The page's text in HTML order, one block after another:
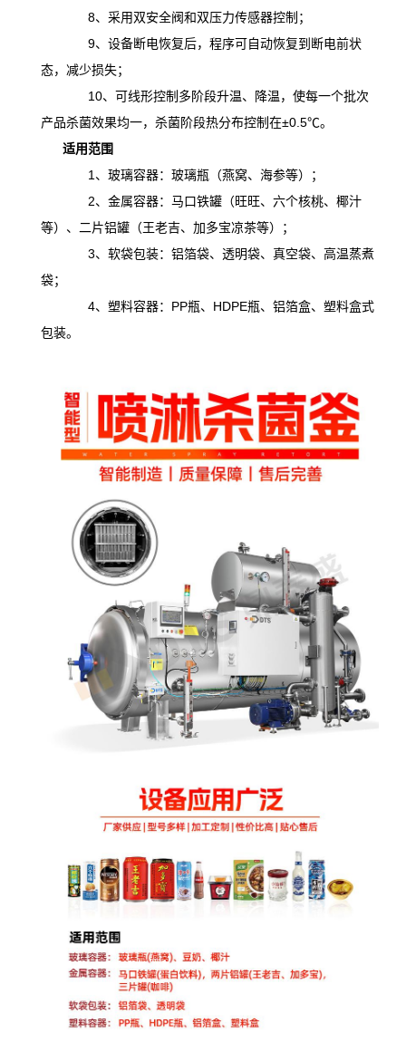
8、采用双安全阀和双压力传感器控制；
9、设备断电恢复后，程序可自动恢复到断电前状
态，减少损失；
10、可线形控制多阶段升温、降温， 使每一个批次
产品杀菌效果均一，杀菌阶段热分布控制在±0.5℃。
适用范围
1、玻璃容器：玻璃瓶（燕窝、海参等）；
2、金属容器：马口铁罐（旺旺、六个核桃、椰汁
等）、二片铝罐（王老吉、加多宝凉茶等）；
3、软袋包装：铝箔袋、透明袋、真空袋、高温蒸煮
袋；
4、塑料容器：PP瓶、HDPE瓶、铝箔盒、塑料盒式
包装。